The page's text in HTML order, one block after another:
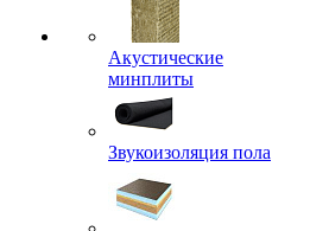
Акустические
минплиты
Звукоизоляция пола